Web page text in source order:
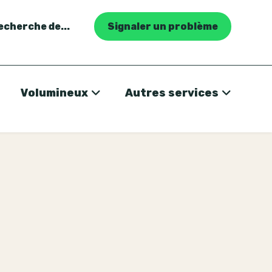
de... Signaler un problème
Volumineux Autres services